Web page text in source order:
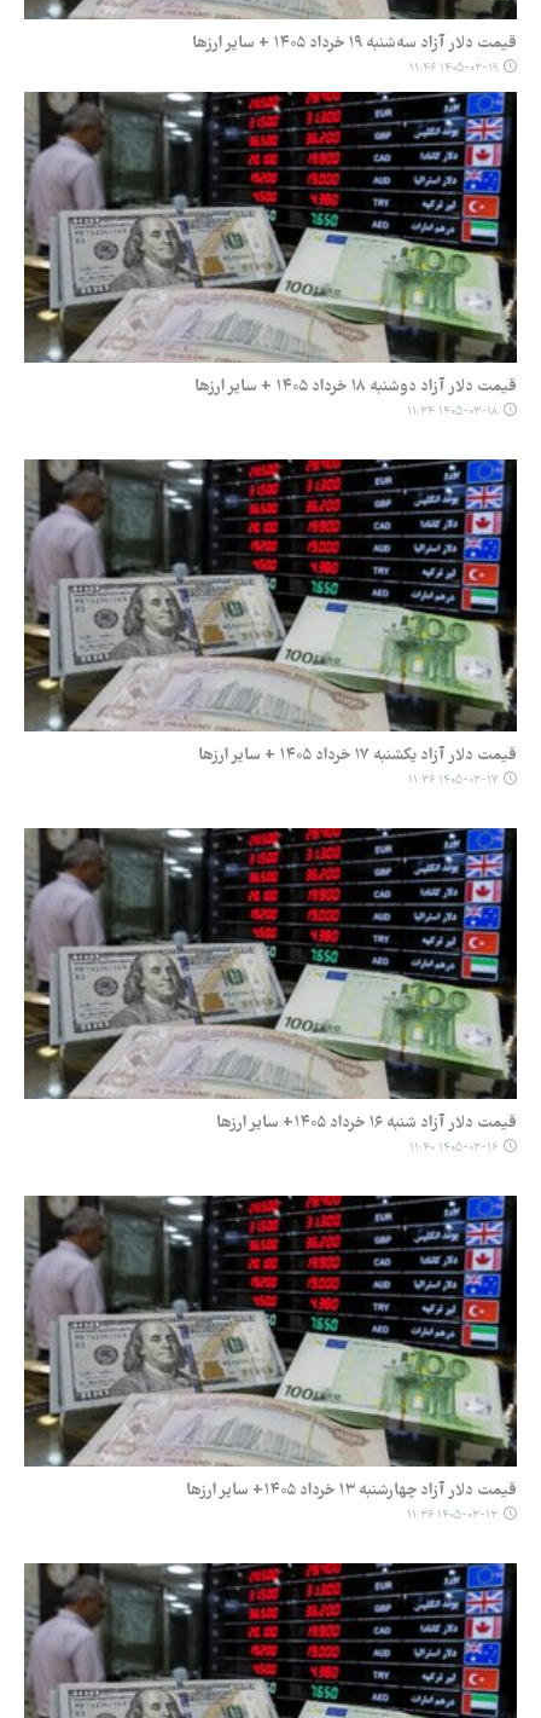
قیمت دلار آزاد سه‌شنبه ۱۹ خرداد ۱۴۰۵ + سایر ارزها
۱۴۰۵-۰۳-۱۹ ۱۱:۴۶
قیمت دلار آزاد دوشنبه ۱۸ خرداد ۱۴۰۵ + سایر ارزها
۱۴۰۵-۰۳-۱۸ ۱۱:۳۴
قیمت دلار آزاد یکشنبه ۱۷ خرداد ۱۴۰۵ + سایر ارزها
۱۴۰۵-۰۳-۱۷ ۱۱:۳۶
قیمت دلار آزاد شنبه ۱۶ خرداد ۱۴۰۵+ سایر ارزها
۱۴۰۵-۰۳-۱۶ ۱۱:۴۰
قیمت دلار آزاد چهارشنبه ۱۳ خرداد ۱۴۰۵+ سایر ارزها
۱۴۰۵-۰۳-۱۳ ۱۱:۳۶